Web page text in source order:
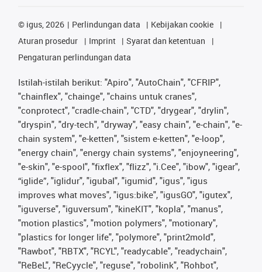
© igus, 2026 Perlindungan data
Kebijakan cookie
Aturan prosedur
Imprint
Syarat dan ketentuan
Pengaturan perlindungan data
Istilah-istilah berikut: "Apiro", "AutoChain", "CFRIP",
"chainflex", "chainge", "chains untuk cranes",
"conprotect", "cradle-chain", "CTD", "drygear", "drylin",
"dryspin", "dry-tech", "dryway", "easy chain", "e-chain", "e-
chain system", "e-ketten", "sistem e-ketten", "e-loop",
"energy chain", "energy chain systems", "enjoyneering",
"e-skin", "e-spool", "fixflex", "flizz", "i.Cee", "ibow", "igear",
“iglide”, "iglidur", "igubal", "igumid", "igus", "igus
improves what moves", "igus:bike", "igusGO", "igutex",
"iguverse", "iguversum", "kineKIT", "kopla", "manus",
"motion plastics", "motion polymers", "motionary",
"plastics for longer life", "polymore", "print2mold",
"Rawbot", "RBTX", "RCYL", "readycable", "readychain",
"ReBeL", "ReCyycle", "reguse", "robolink", "Rohbot",